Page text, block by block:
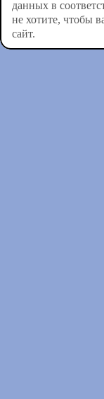
данных в
не хотите, чтобы
сайт.